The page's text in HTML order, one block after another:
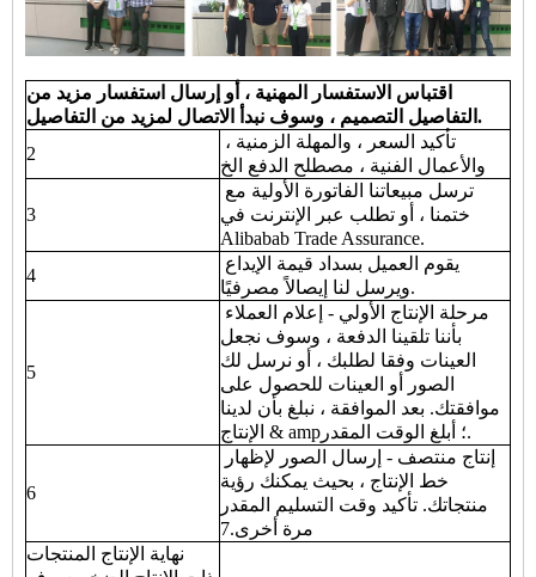
اقتباس الاستفسار المهنية ، أو إرسال استفسار مزيد من
التفاصيل التصميم ، وسوف نبدأ الاتصال لمزيد من التفاصيل.
2
والأعمال الفنية ، مصطلح الدفع الخ
3
ختمنا ، أو تطلب عبر الإنترنت في
Alibabab Trade Assurance.
4
ويرسل لنا إيصالاً مصرفيًا.
5
بأننا تلقينا الدفعة ، وسوف نجعل
العينات وفقا لطلبك ، أو نرسل لك
الصور أو العينات للحصول على
موافقتك. بعد الموافقة ، نبلغ بأن لدينا
الإنتاج & amp؛ أبلغ الوقت المقدر.
6
خط الإنتاج ، بحيث يمكنك رؤية
منتجاتك. تأكيد وقت التسليم المقدر
مرة أخرى.7
نهاية الإنتاج المنتجات